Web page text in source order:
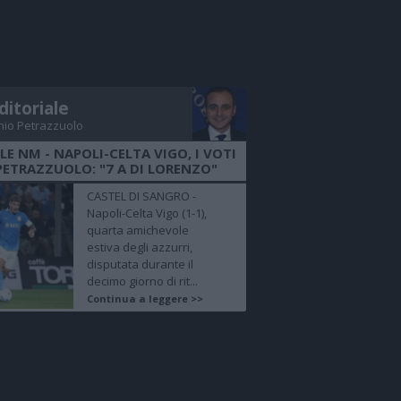
Petrazzuolo
NM - NAPOLI-CELTA VIGO, I VOTI
"7 A DI LORENZO"
CASTEL DI SANGRO -
Napoli-Celta Vigo (1-1),
quarta amichevole
estiva degli azzurri,
disputata durante il
decimo giorno di rit...
Continua a leggere >>